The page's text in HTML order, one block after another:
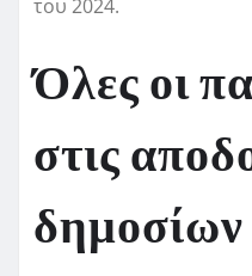
του 2024.
Όλες οι
στις